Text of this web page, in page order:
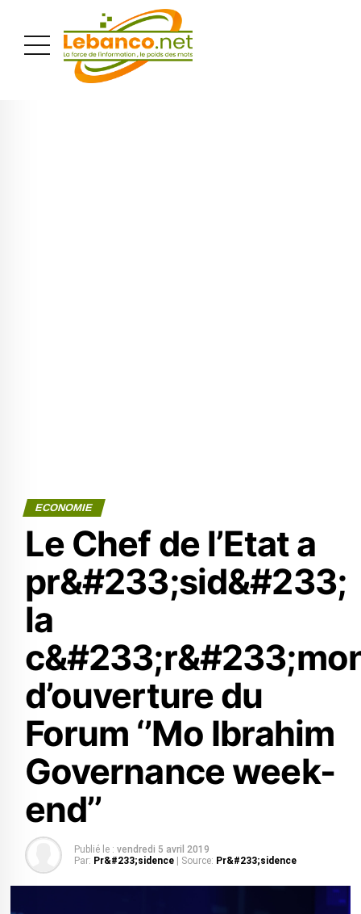
ECONOMIE
Le Chef de l’Etat a
pr&#233;sid&#233;
la
d’ouverture du
Forum ‘’Mo Ibrahim
Governance week-
end’’
Publié le : vendredi 5 avril 2019
Par: Pr&#233;sidence | Source: Pr&#233;sidence